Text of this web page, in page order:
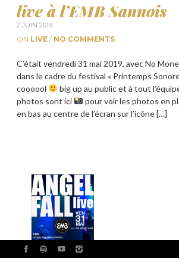
live à l’EMB Sannois
2 JUIN 2019
ON LIVE / NO COMMENTS
C’était vendredi 31 mai 2019, avec No
dans le cadre du festival « Printemps
coooool
big up au public et à tout
photos sont ici
pour voir les photos en
en bas au centre de l’écran sur l’icône […]